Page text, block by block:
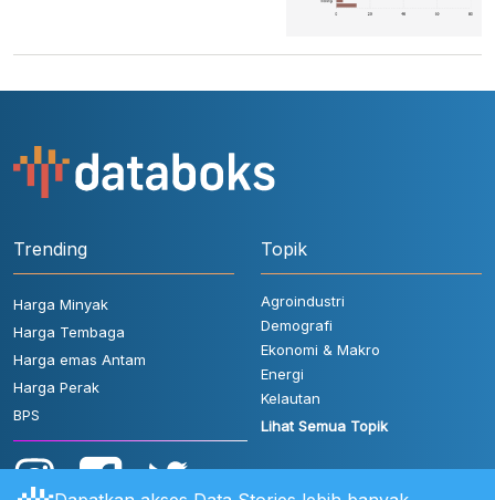
Trending
Harga Minyak
Harga Tembaga
Harga emas Antam
Harga Perak
BPS
Topik
Agroindustri
Demografi
Ekonomi & Makro
Energi
Kelautan
Lihat Semua Topik